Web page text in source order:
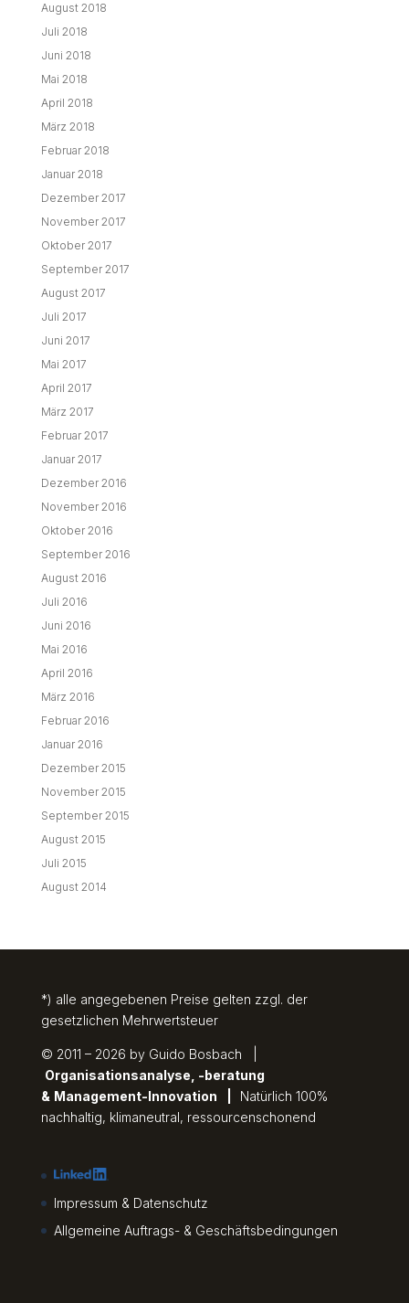
August 2018
Juli 2018
Juni 2018
Mai 2018
April 2018
März 2018
Februar 2018
Januar 2018
Dezember 2017
November 2017
Oktober 2017
September 2017
August 2017
Juli 2017
Juni 2017
Mai 2017
April 2017
März 2017
Februar 2017
Januar 2017
Dezember 2016
November 2016
Oktober 2016
September 2016
August 2016
Juli 2016
Juni 2016
Mai 2016
April 2016
März 2016
Februar 2016
Januar 2016
Dezember 2015
November 2015
September 2015
August 2015
Juli 2015
August 2014
*) alle angegebenen Preise gelten zzgl. der
gesetzlichen Mehrwertsteuer
© 2011 – 2026 by Guido Bosbach |
Organisationsanalyse, -beratung
& Management-Innovation
Natürlich 100%
nachhaltig, klimaneutral, ressourcenschonend
Impressum & Datenschutz
Allgemeine Auftrags- & Geschäftsbedingungen